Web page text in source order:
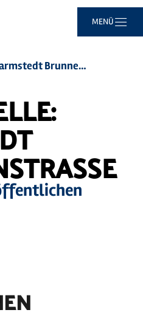
MENÜ
Haltestelle: Barmstedt Brunnenstraße